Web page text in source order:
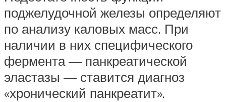
поджелудочной железы определяют
по анализу каловых масс. При
наличии в них специфического
фермента — панкреатической
эластазы — ставится диагноз
«хронический панкреатит».